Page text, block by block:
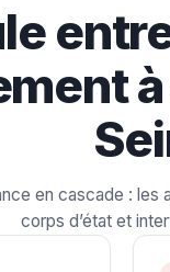
en cascade : les
corps d’état et